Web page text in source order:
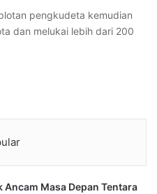
pengkudeta kemudian
dan melukai lebih dari 200
Ancam Masa Depan Tentara